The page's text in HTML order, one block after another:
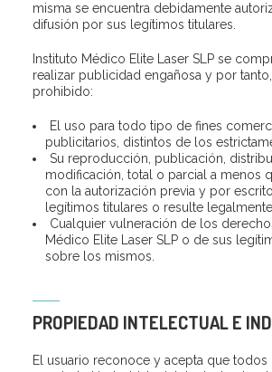
misma se encuentra debidamente
difusión por sus legítimos titulares.
Instituto Médico Elite Laser SLP se
realizar publicidad engañosa y por
prohibido:
El uso para todo tipo de fines
publicitarios, distintos de los
Su reproducción, publicación,
modificación, total o parcial a menos
con la autorización previa y por
legítimos titulares o resulte
Cualquier vulneración de los
Médico Elite Laser SLP o de sus
sobre los mismos.
PROPIEDAD INTELECTUAL E
El usuario reconoce y acepta que